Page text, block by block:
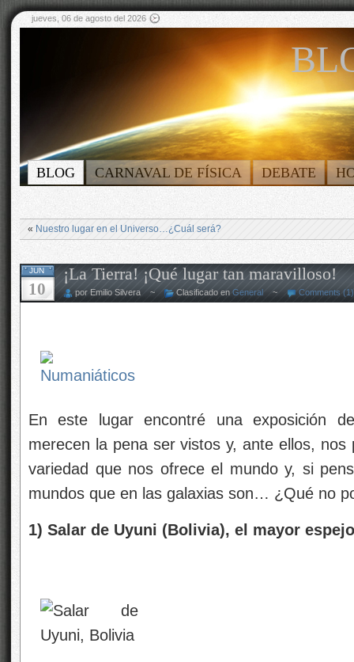
jueves, 06 de agosto del 2026
BLOG CARNAVAL DE FÍSICA DEBATE
« Nuestro lugar en el Universo…¿Cuál será?
JUN
10
¡La Tierra! ¡Qué lugar tan maravilloso!
por Emilio Silvera ~ Clasificado en General ~ Comments (1)
En este lugar encontré una exposición
merecen la pena ser vistos y, ante ellos,
variedad que nos ofrece el mundo y, si
mundos que en las galaxias son… ¿Qué no
1) Salar de Uyuni (Bolivia), el mayor